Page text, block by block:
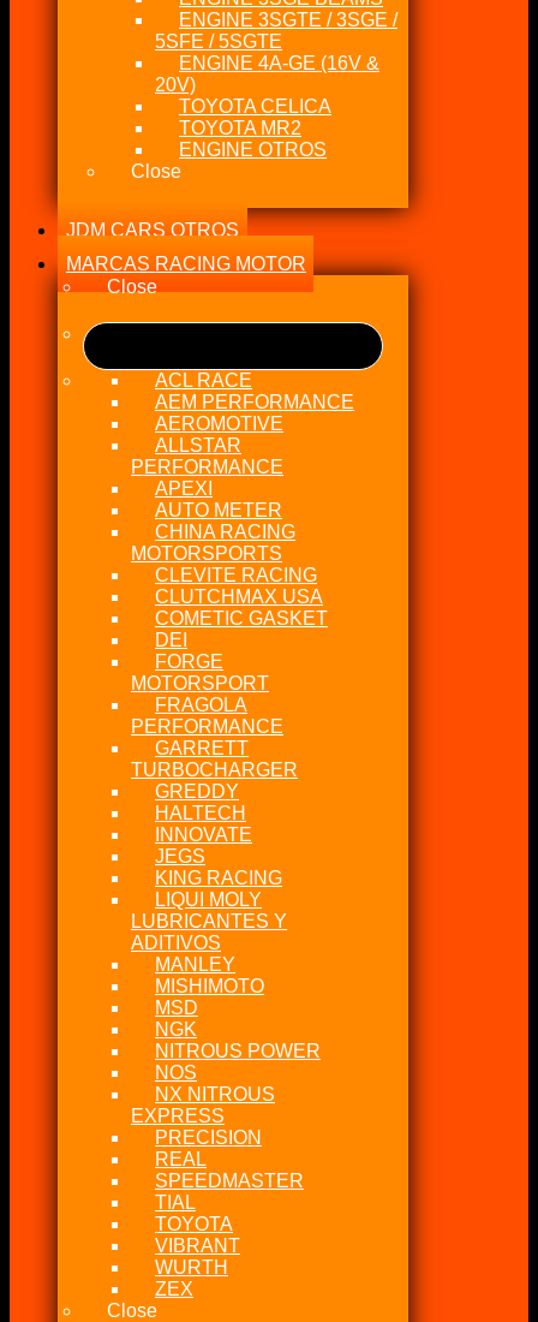
ENGINE 3SGTE / 3SGE /
5SFE / 5SGTE
ENGINE 4A-GE (16V &
20V)
TOYOTA CELICA
TOYOTA MR2
ENGINE OTROS
Close
JDM CARS OTROS
MARCAS RACING MOTOR
Close
ACL RACE
AEM PERFORMANCE
AEROMOTIVE
ALLSTAR
PERFORMANCE
APEXI
AUTO METER
CHINA RACING
MOTORSPORTS
CLEVITE RACING
CLUTCHMAX USA
COMETIC GASKET
DEI
FORGE
MOTORSPORT
FRAGOLA
PERFORMANCE
GARRETT
TURBOCHARGER
GREDDY
HALTECH
INNOVATE
JEGS
KING RACING
LIQUI MOLY
LUBRICANTES Y
ADITIVOS
MANLEY
MISHIMOTO
MSD
NGK
NITROUS POWER
NOS
NX NITROUS
EXPRESS
PRECISION
REAL
SPEEDMASTER
TIAL
TOYOTA
VIBRANT
WURTH
ZEX
Close